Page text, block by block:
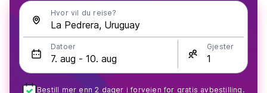
Hvor vil du reise?
Datoer Gjester
Bestill mer enn 2 dager i forveien for gratis avbestilling.